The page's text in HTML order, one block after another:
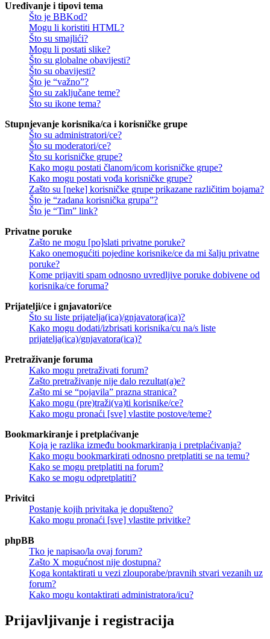
Uređivanje i tipovi tema
Što je BBKod?
Mogu li koristiti HTML?
Što su smajlići?
Mogu li postati slike?
Što su globalne obavijesti?
Što su obavijesti?
Što je “važno”?
Što su zaključane teme?
Što su ikone tema?
Stupnjevanje korisnika/ca i korisničke grupe
Što su administratori/ce?
Što su moderatori/ce?
Što su korisničke grupe?
Kako mogu postati članom/icom korisničke grupe?
Kako mogu postati vođa korisničke grupe?
Zašto su [neke] korisničke grupe prikazane različitim bojama?
Što je “zadana korisnička grupa”?
Što je “Tim” link?
Privatne poruke
Zašto ne mogu [po]slati privatne poruke?
Kako onemogućiti pojedine korisnike/ce da mi šalju privatne
poruke?
Kome prijaviti spam odnosno uvredljive poruke dobivene od
korisnika/ce foruma?
Prijatelji/ce i gnjavatori/ce
Što su liste prijatelja(ica)/gnjavatora(ica)?
Kako mogu dodati/izbrisati korisnika/cu na/s liste
prijatelja(ica)/gnjavatora(ica)?
Pretraživanje foruma
Kako mogu pretraživati forum?
Zašto pretraživanje nije dalo rezultat(a)e?
Zašto mi se “pojavila” prazna stranica?
Kako mogu (pre)traži(va)ti korisnike/ce?
Kako mogu pronaći [sve] vlastite postove/teme?
Bookmarkiranje i pretplaćivanje
Koja je razlika između bookmarkiranja i pretplaćivanja?
Kako mogu bookmarkirati odnosno pretplatiti se na temu?
Kako se mogu pretplatiti na forum?
Kako se mogu odpretplatiti?
Privitci
Postanje kojih privitaka je dopušteno?
Kako mogu pronaći [sve] vlastite privitke?
phpBB
Tko je napisao/la ovaj forum?
Zašto X mogućnost nije dostupna?
Koga kontaktirati u vezi zlouporabe/pravnih stvari vezanih uz
forum?
Kako mogu kontaktirati administratora/icu?
Prijavljivanje i registracija